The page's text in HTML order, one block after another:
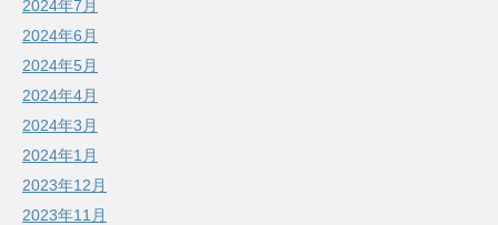
2024年7月
2024年6月
2024年5月
2024年4月
2024年3月
2024年1月
2023年12月
2023年11月